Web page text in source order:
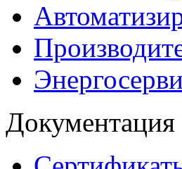
Документация